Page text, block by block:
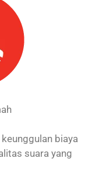
biaya
suara yang